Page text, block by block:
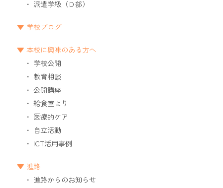
派遣学級（Ｄ部）
学校ブログ
本校に興味のある方へ
学校公開
教育相談
公開講座
給食室より
医療的ケア
自立活動
ICT活用事例
進路
進路からのお知らせ